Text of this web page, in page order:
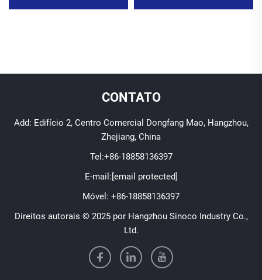
CONTATO
Add: Edifício 2, Centro Comercial Dongfang Mao, Hangzhou,
Zhejiang, China
Tel:+86-18858136397
E-mail:[email protected]
Móvel: +86-18858136397
Direitos autorais © 2025 por Hangzhou Sinoco Industry Co.,
Ltd.